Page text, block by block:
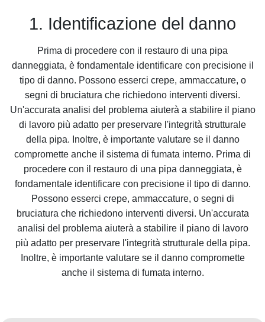
1. Identificazione del danno
Prima di procedere con il restauro di una pipa
danneggiata, è fondamentale identificare con precisione il
tipo di danno. Possono esserci crepe, ammaccature, o
segni di bruciatura che richiedono interventi diversi.
Un'accurata analisi del problema aiuterà a stabilire il piano
di lavoro più adatto per preservare l'integrità strutturale
della pipa. Inoltre, è importante valutare se il danno
compromette anche il sistema di fumata interno. Prima di
procedere con il restauro di una pipa danneggiata, è
fondamentale identificare con precisione il tipo di danno.
Possono esserci crepe, ammaccature, o segni di
bruciatura che richiedono interventi diversi. Un'accurata
analisi del problema aiuterà a stabilire il piano di lavoro
più adatto per preservare l'integrità strutturale della pipa.
Inoltre, è importante valutare se il danno compromette
anche il sistema di fumata interno.